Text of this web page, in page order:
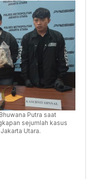
Api
Ilegal
Selama
Mei
2026
Putra saat
sejumlah kasus
Utara.